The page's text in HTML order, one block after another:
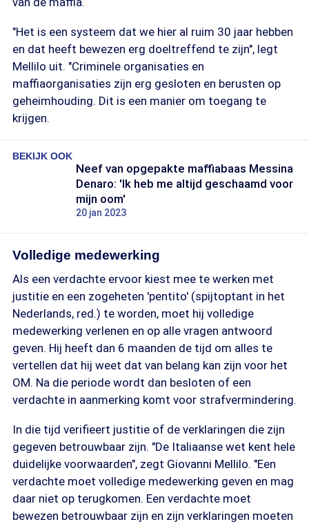
"Het is een systeem dat we hier al ruim 30 jaar hebben
en dat heeft bewezen erg doeltreffend te zijn", legt
Mellilo uit. "Criminele organisaties en
maffiaorganisaties zijn erg gesloten en berusten op
geheimhouding. Dit is een manier om toegang te
krijgen.
BEKIJK OOK
Neef van opgepakte maffiabaas Messina
Denaro: 'Ik heb me altijd geschaamd voor
mijn oom'
20 jan 2023
Volledige medewerking
Als een verdachte ervoor kiest mee te werken met
justitie en een zogeheten 'pentito' (spijtoptant in het
Nederlands, red.) te worden, moet hij volledige
medewerking verlenen en op alle vragen antwoord
geven. Hij heeft dan 6 maanden de tijd om alles te
vertellen dat hij weet dat van belang kan zijn voor het
OM. Na die periode wordt dan besloten of een
verdachte in aanmerking komt voor strafvermindering.
In die tijd verifieert justitie of de verklaringen die zijn
gegeven betrouwbaar zijn. "De Italiaanse wet kent hele
duidelijke voorwaarden", zegt Giovanni Mellilo. "Een
verdachte moet volledige medewerking geven en mag
daar niet op terugkomen. Een verdachte moet
bewezen betrouwbaar zijn en zijn verklaringen moeten